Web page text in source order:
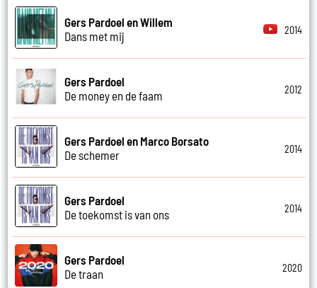
Gers Pardoel en Willem
Dans met mij
2014
Gers Pardoel
De money en de faam
2012
Gers Pardoel en Marco Borsato
De schemer
2014
Gers Pardoel
De toekomst is van ons
2014
Gers Pardoel
De traan
2020